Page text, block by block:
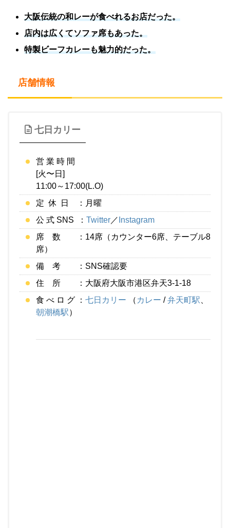
大阪伝統の和レーが食べれるお店だった。
店内は広くてソファ席もあった。
特製ビーフカレーも魅力的だった。
店舗情報
七日カリー
営 業 時 間
[火〜日]
11:00～17:00(L.O)
定 休 日 ：月曜
公 式 SNS ： Twitter／ Instagram
席 数 ：14席（カウンター6席、テーブル8
席）
備 考 ：SNS確認要
住 所 ：大阪府大阪市港区弁天3-1-18
食 べ ロ グ ： 七日カリー （ カレー /弁天町駅
朝潮橋駅）